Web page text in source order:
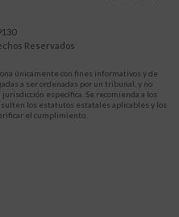
Reservados
únicamente con fines informativos y de
a ser ordenadas por un tribunal, y no
específica. Se recomienda a los
los estatutos estatales aplicables y los
el cumplimiento.